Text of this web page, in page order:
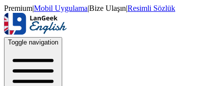
Premium|Mobil Uygulama|Bize Ulaşın|Resimli Sözlük
Toggle navigation